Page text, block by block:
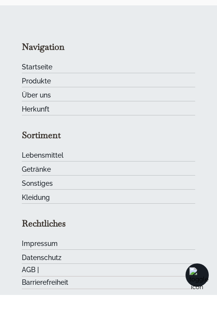
Navigation
Startseite
Produkte
Über uns
Herkunft
Sortiment
Lebensmittel
Getränke
Sonstiges
Kleidung
Rechtliches
Impressum
Datenschutz
AGB|
Barrierefreiheit